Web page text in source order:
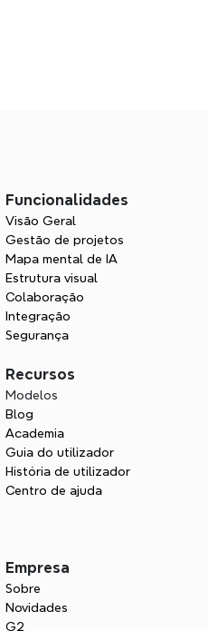
hoje
gratuitamente.
a criatividade e
imediatamente.
grátis
Vendas
Funcionalidades
Visão Geral
Gestão de projetos
Mapa mental de IA
Estrutura visual
Colaboração
Integração
Segurança
Recursos
Modelos
Blog
Academia
Guia do utilizador
História de utilizador
Centro de ajuda
Empresa
Sobre
Novidades
G2